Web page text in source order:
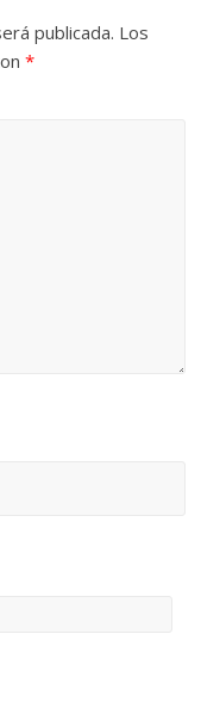
publicada. Los
*